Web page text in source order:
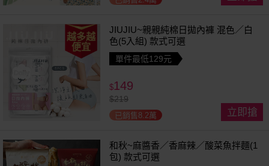
越多越
便宜
JIUJIU~親親純棉日拋內褲 混色／白
色(5入組) 款式可選
單件最低129元
$149
$219
已銷售8.2萬 立即搶
和秋~麻醬香／香麻辣／酸菜魚拌麵(1
包) 款式可選